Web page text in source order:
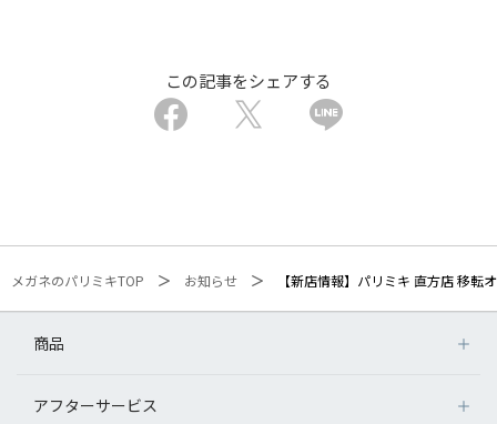
この記事をシェアする
メガネのパリミキTOP お知らせ 【新店情報】パリミキ 直方店 移転
商品
アフターサービス